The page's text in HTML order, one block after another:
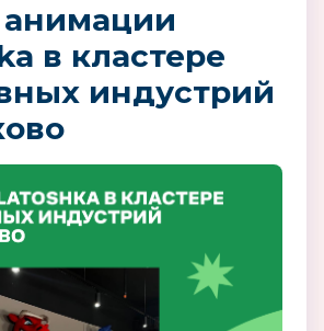
анимации
в кластере
индустрий